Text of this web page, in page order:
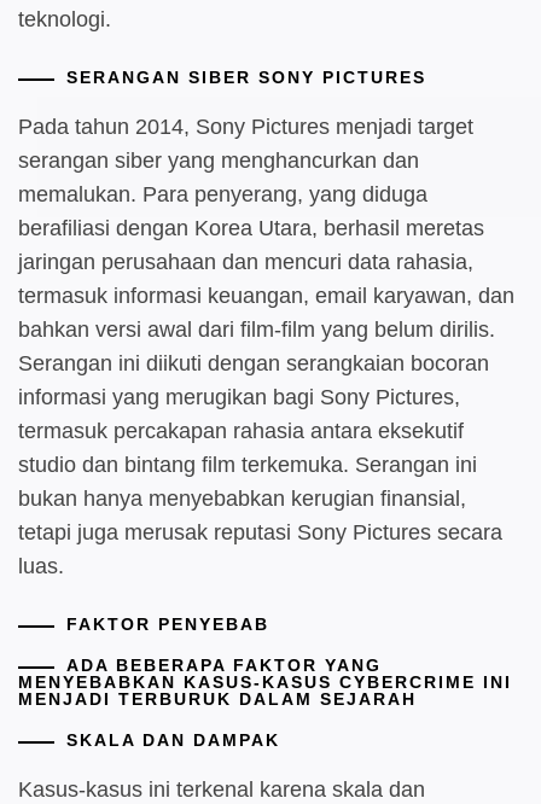
teknologi.
SERANGAN SIBER SONY PICTURES
Pada tahun 2014, Sony Pictures menjadi target
serangan siber yang menghancurkan dan
memalukan. Para penyerang, yang diduga
berafiliasi dengan Korea Utara, berhasil meretas
jaringan perusahaan dan mencuri data rahasia,
termasuk informasi keuangan, email karyawan, dan
bahkan versi awal dari film-film yang belum dirilis.
Serangan ini diikuti dengan serangkaian bocoran
informasi yang merugikan bagi Sony Pictures,
termasuk percakapan rahasia antara eksekutif
studio dan bintang film terkemuka. Serangan ini
bukan hanya menyebabkan kerugian finansial,
tetapi juga merusak reputasi Sony Pictures secara
luas.
FAKTOR PENYEBAB
ADA BEBERAPA FAKTOR YANG
MENYEBABKAN KASUS-KASUS CYBERCRIME INI
MENJADI TERBURUK DALAM SEJARAH
SKALA DAN DAMPAK
Kasus-kasus ini terkenal karena skala dan